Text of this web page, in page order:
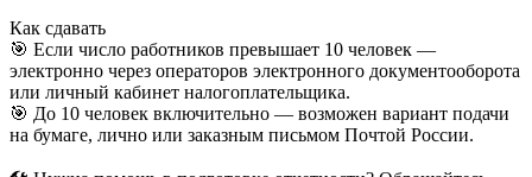
Как сдавать
🎯 Если число работников превышает 10 человек —
электронно через операторов электронного документооборота
или личный кабинет налогоплательщика.
🎯 До 10 человек включительно — возможен вариант подачи
на бумаге, лично или заказным письмом Почтой России.